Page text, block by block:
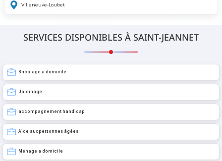
Villeneuve-Loubet
SERVICES DISPONIBLES À SAINT-JEANNET
Bricolage a domicile
Jardinage
accompagnement handicap
Aide aux personnes âgées
Ménage a domicile